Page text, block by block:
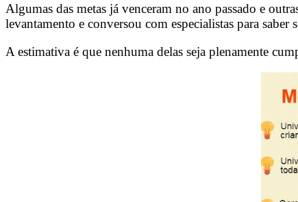
Algumas das metas já venceram no ano passado e
levantamento e conversou com especialistas para saber
A estimativa é que nenhuma delas seja plenamente